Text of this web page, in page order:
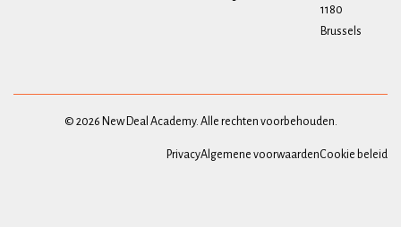
1180
Brussels
© 2026 New Deal Academy. Alle rechten voorbehouden.
PrivacyAlgemene voorwaardenCookie beleid